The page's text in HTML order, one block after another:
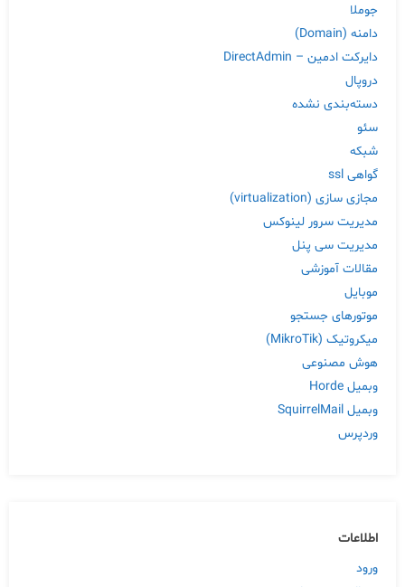
جوملا
دامنه (Domain)
دایرکت ادمین – DirectAdmin
دروپال
دسته‌بندی نشده
سئو
شبکه
گواهی ssl
مجازی سازی (virtualization)
مدیریت سرور لینوکس
مدیریت سی پنل
مقالات آموزشی
موبایل
موتورهای جستجو
میکروتیک (MikroTik)
هوش مصنوعی
وبمیل Horde
وبمیل SquirrelMail
وردپرس
اطلاعات
ورود